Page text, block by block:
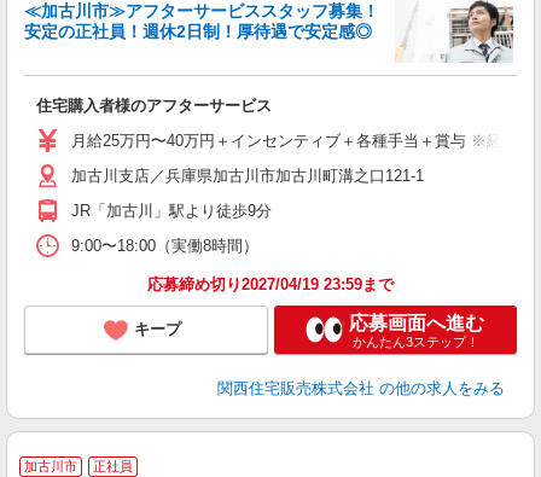
≪加古川市≫アフターサービススタッフ募集！
安定の正社員！週休2日制！厚待遇で安定感◎
住宅購入者様のアフターサービス
月給25万円〜40万円＋インセンティブ＋各種手当＋賞与 ※経験
加古川支店／兵庫県加古川市加古川町溝之口121-1
JR「加古川」駅より徒歩9分
9:00〜18:00（実働8時間）
応募締め切り2027/04/19 23:59まで
キープ 応募画面へ進む
かんたん3ステップ！
関西住宅販売株式会社 の他の求人をみる
加古川市 正社員